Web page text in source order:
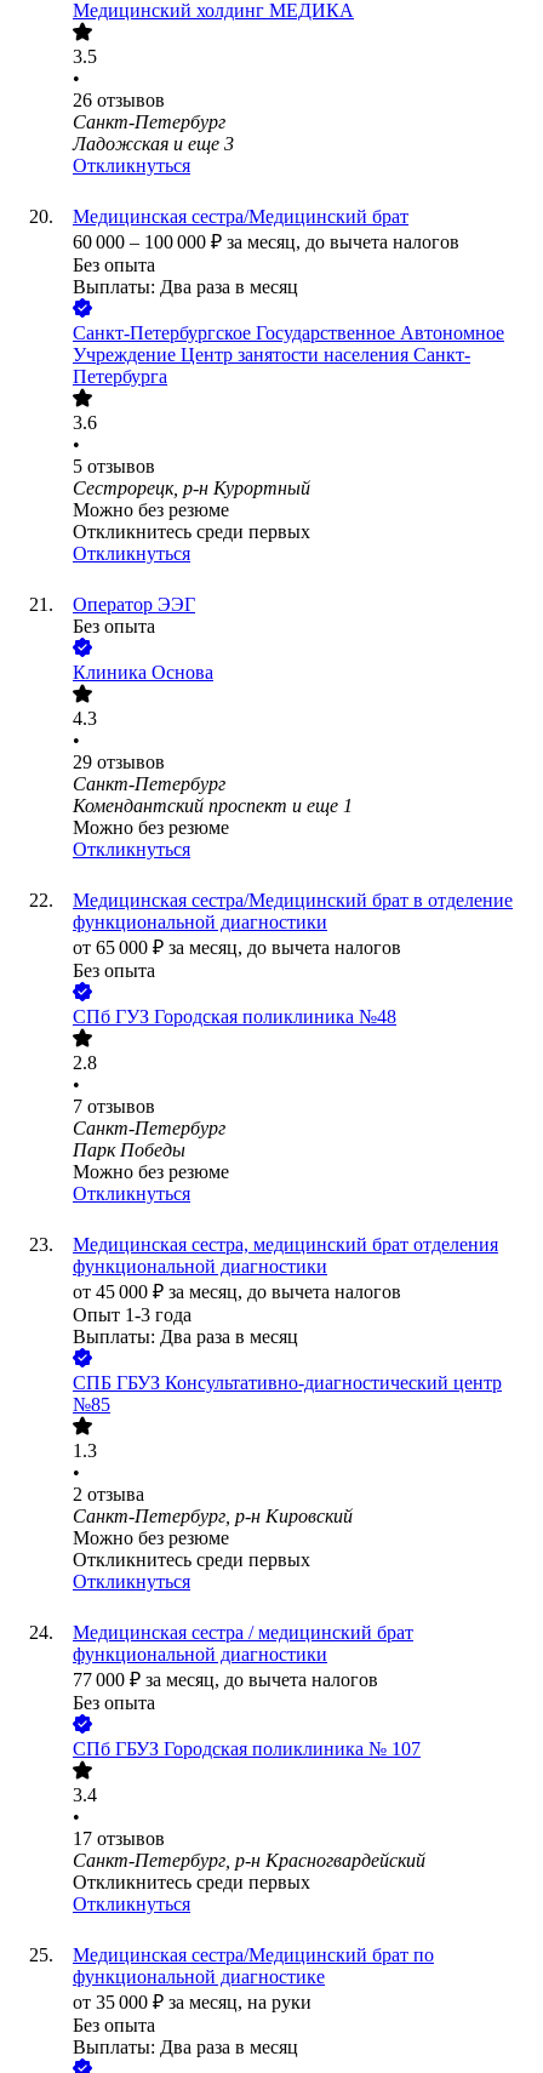
Медицинский холдинг МЕДИКА
3.5
•
26 отзывов
Санкт-Петербург
Ладожская и еще 3
Откликнуться
Медицинская сестра/Медицинский брат
60 000 – 100 000 ₽ за месяц, до вычета налогов
Без опыта
Выплаты: Два раза в месяц
Санкт-Петербургское Государственное Автономное
Учреждение Центр занятости населения Санкт-
Петербурга
3.6
•
5 отзывов
Сестрорецк, р-н Курортный
Можно без резюме
Откликнитесь среди первых
Откликнуться
Оператор ЭЭГ
Без опыта
Клиника Основа
4.3
•
29 отзывов
Санкт-Петербург
Комендантский проспект и еще 1
Можно без резюме
Откликнуться
Медицинская сестра/Медицинский брат в отделение
функциональной диагностики
от 65 000 ₽ за месяц, до вычета налогов
Без опыта
СПб ГУЗ Городская поликлиника №48
2.8
•
7 отзывов
Санкт-Петербург
Парк Победы
Можно без резюме
Откликнуться
Медицинская сестра, медицинский брат отделения
функциональной диагностики
от 45 000 ₽ за месяц, до вычета налогов
Опыт 1-3 года
Выплаты: Два раза в месяц
СПБ ГБУЗ Консультативно-диагностический центр
№85
1.3
•
2 отзыва
Санкт-Петербург, р-н Кировский
Можно без резюме
Откликнитесь среди первых
Откликнуться
Медицинская сестра / медицинский брат
функциональной диагностики
77 000 ₽ за месяц, до вычета налогов
Без опыта
СПб ГБУЗ Городская поликлиника № 107
3.4
•
17 отзывов
Санкт-Петербург, р-н Красногвардейский
Откликнитесь среди первых
Откликнуться
Медицинская сестра/Медицинский брат по
функциональной диагностике
от 35 000 ₽ за месяц, на руки
Без опыта
Выплаты: Два раза в месяц